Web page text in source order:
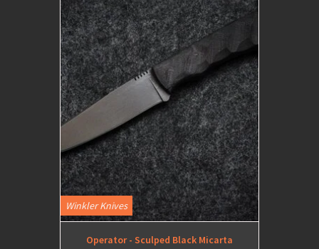
Winkler Knives
Operator - Sculped Black Micarta